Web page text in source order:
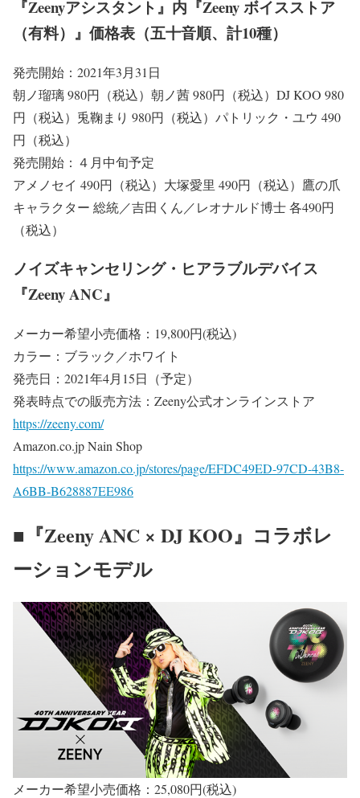
『Zeenyアシスタント』内『Zeeny ボイスストア
（有料）』価格表（五十音順、計10種）
発売開始：2021年3月31日
朝ノ瑠璃 980円（税込）朝ノ茜 980円（税込）DJ KOO 980
円（税込）兎鞠まり 980円（税込）パトリック・ユウ 490
円（税込）
発売開始：４月中旬予定
アメノセイ 490円（税込）大塚愛里 490円（税込）鷹の爪
キャラクター 総統／吉田くん／レオナルド博士 各490円
（税込）
ノイズキャンセリング・ヒアラブルデバイス
『Zeeny ANC』
メーカー希望小売価格：19,800円(税込)
カラー：ブラック／ホワイト
発売日：2021年4月15日（予定）
発表時点での販売方法：Zeeny公式オンラインストア
https://zeeny.com/
Amazon.co.jp Nain Shop
https://www.amazon.co.jp/stores/page/EFDC49ED-97CD-43B8-
A6BB-B628887EE986
■『Zeeny ANC × DJ KOO』コラボレ
ーションモデル
メーカー希望小売価格：25,080円(税込)